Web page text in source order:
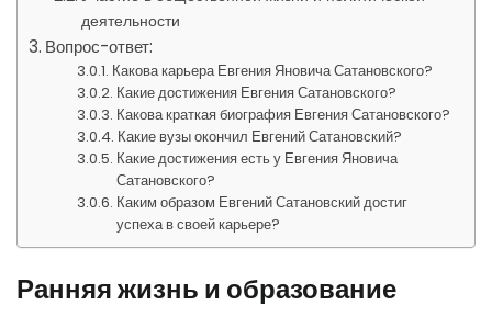
деятельности
Вопрос-ответ:
Какова карьера Евгения Яновича Сатановского?
Какие достижения Евгения Сатановского?
Какова краткая биография Евгения Сатановского?
Какие вузы окончил Евгений Сатановский?
Какие достижения есть у Евгения Яновича
Сатановского?
Каким образом Евгений Сатановский достиг
успеха в своей карьере?
Ранняя жизнь и образование